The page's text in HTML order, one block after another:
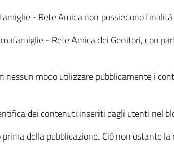
- Rete Amica non possiedono
- Rete Amica dei Genitori, con
modo utilizzare pubblicamente i
dei contenuti inseriti dagli utenti nel
della pubblicazione. Ciò non ostante